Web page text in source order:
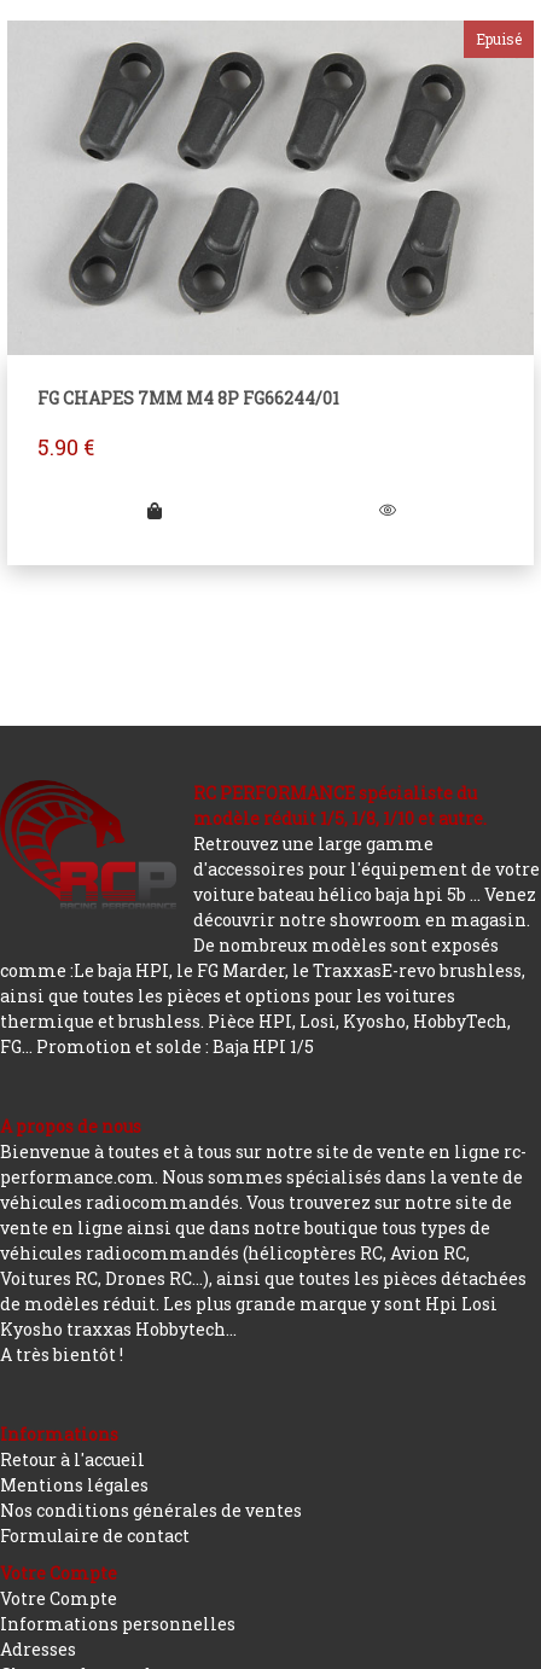
FG CHAPES 7MM M4 8P FG66244/01
5.90 €
RC PERFORMANCE spécialiste du
modèle réduit 1/5, 1/8, 1/10 et autre.
Retrouvez une large gamme
d'accessoires pour l'équipement de votre
voiture bateau hélico baja hpi 5b ... Venez
découvrir notre showroom en magasin.
De nombreux modèles sont exposés
comme :Le baja HPI, le FG Marder, le TraxxasE-revo brushless,
ainsi que toutes les pièces et options pour les voitures
thermique et brushless. Pièce HPI, Losi, Kyosho, HobbyTech,
FG... Promotion et solde : Baja HPI 1/5
A propos de nous
Bienvenue à toutes et à tous sur notre site de vente en ligne rc-
performance.com. Nous sommes spécialisés dans la vente de
véhicules radiocommandés. Vous trouverez sur notre site de
vente en ligne ainsi que dans notre boutique tous types de
véhicules radiocommandés (hélicoptères RC, Avion RC,
Voitures RC, Drones RC…), ainsi que toutes les pièces détachées
de modèles réduit. Les plus grande marque y sont Hpi Losi
Kyosho traxxas Hobbytech...
A très bientôt !
Informations
Retour à l'accueil
Mentions légales
Nos conditions générales de ventes
Formulaire de contact
Votre Compte
Votre Compte
Informations personnelles
Adresses